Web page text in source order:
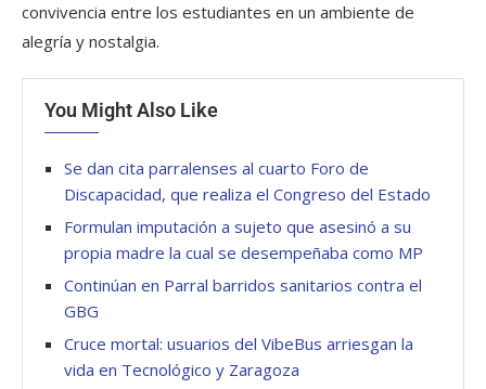
convivencia entre los estudiantes en un ambiente de
alegría y nostalgia.
You Might Also Like
Se dan cita parralenses al cuarto Foro de
Discapacidad, que realiza el Congreso del Estado
Formulan imputación a sujeto que asesinó a su
propia madre la cual se desempeñaba como MP
Continúan en Parral barridos sanitarios contra el
GBG
Cruce mortal: usuarios del VibeBus arriesgan la
vida en Tecnológico y Zaragoza